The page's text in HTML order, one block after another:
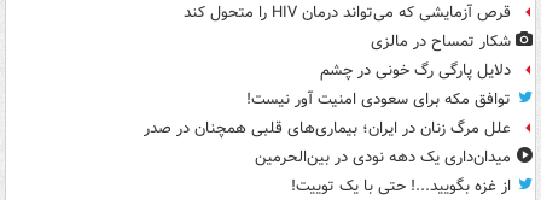
قرص آزمایشی که می‌تواند درمان HIV را متحول کند
شکار تمساح در مالزی
دلایل پارگی رگ خونی در چشم
توافق مکه برای سعودی امنیت آور نیست!
علل مرگ زنان در ایران؛ بیماری‌های قلبی همچنان در صدر
میدان‌داری یک دهه نودی در بین‌الحرمین
از غزه بگویید...! حتی با یک توییت!